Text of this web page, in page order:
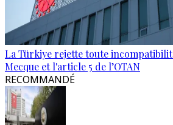
La Türkiye rejette toute
Mecque et l'article 5 de l’OTAN
RECOMMANDÉ